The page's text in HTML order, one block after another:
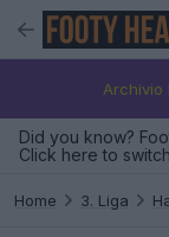
Archivio
Did you know?
Click here to
Home 3. Liga